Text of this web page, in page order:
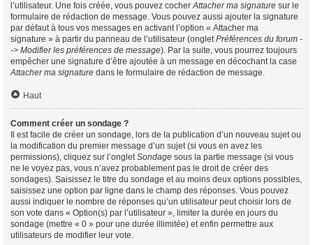
l’utilisateur. Une fois créée, vous pouvez cocherAttacher ma signature sur le
formulaire de rédaction de message. Vous pouvez aussi ajouter la signature
par défaut à tous vos messages en activant l’option « Attacher ma
signature » à partir du panneau de l’utilisateur (ongletPréférences du forum -
-> Modifier les préférences de message). Par la suite, vous pourrez toujours
empêcher une signature d’être ajoutée à un message en décochant la case
Attacher ma signature dans le formulaire de rédaction de message.
Haut
Comment créer un sondage ?
Il est facile de créer un sondage, lors de la publication d’un nouveau sujet ou
la modification du premier message d’un sujet (si vous en avez les
permissions), cliquez sur l’ongletSondage sous la partie message (si vous
ne le voyez pas, vous n’avez probablement pas le droit de créer des
sondages). Saisissez le titre du sondage et au moins deux options possibles,
saisissez une option par ligne dans le champ des réponses. Vous pouvez
aussi indiquer le nombre de réponses qu’un utilisateur peut choisir lors de
son vote dans « Option(s) par l’utilisateur », limiter la durée en jours du
sondage (mettre « 0 » pour une durée illimitée) et enfin permettre aux
utilisateurs de modifier leur vote.